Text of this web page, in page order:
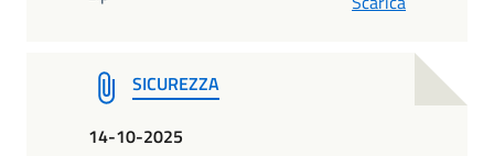
SICUREZZA
14-10-2025